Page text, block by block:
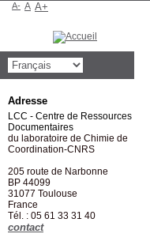
A- A A+
Adresse
LCC - Centre de Ressources
Documentaires
du laboratoire de Chimie de
Coordination-CNRS
205 route de Narbonne
BP 44099
31077 Toulouse
France
Tél. : 05 61 33 31 40
contact